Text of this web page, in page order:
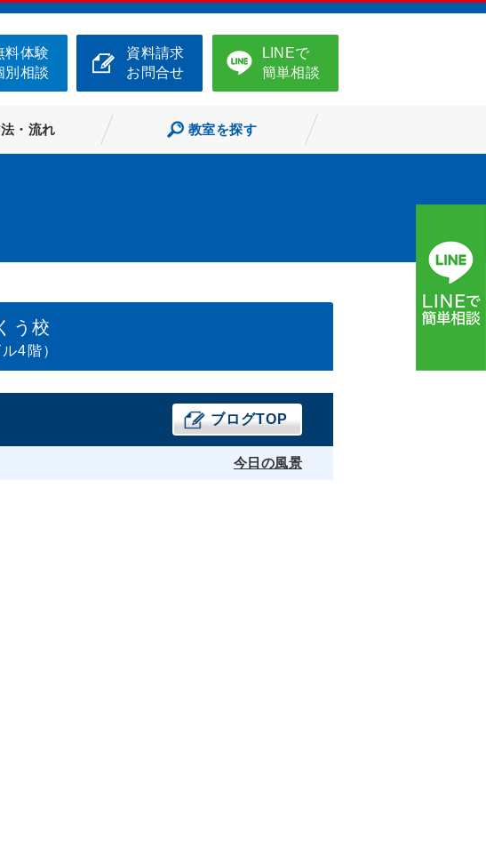
料体験
別相談
資料請求
お問合せ
LINEで
簡単相談
・流れ 教室を探す
う校
4階）
ブログTOP
今日の風景